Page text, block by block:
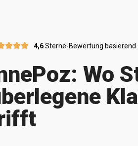
4,6Sterne-Bewertung
Wo